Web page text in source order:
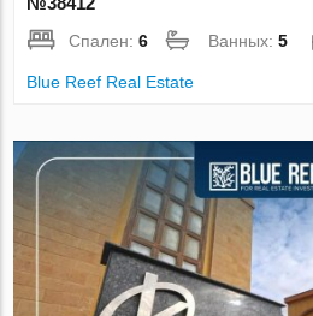
Спален:6 Ванных:5
Blue Reef Real Estate